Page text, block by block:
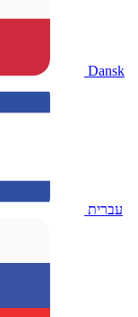
Dansk
עברית